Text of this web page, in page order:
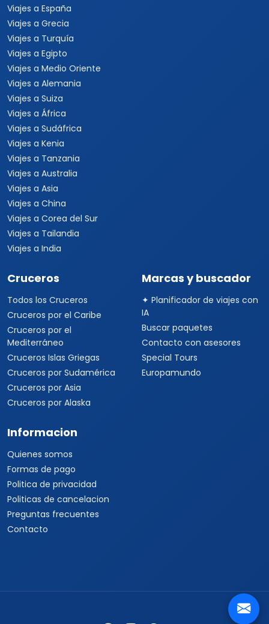
Viajes a España
Viajes a Grecia
Viajes a Turquía
Viajes a Egipto
Viajes a Medio Oriente
Viajes a Alemania
Viajes a Suiza
Viajes a África
Viajes a Sudáfrica
Viajes a Kenia
Viajes a Tanzania
Viajes a Australia
Viajes a Asia
Viajes a China
Viajes a Corea del Sur
Viajes a Tailandia
Viajes a India
Cruceros
Todos los Cruceros
Cruceros por el Caribe
Cruceros por el
Mediterráneo
Cruceros Islas Griegas
Cruceros por Sudamérica
Cruceros por Asia
Cruceros por Alaska
Marcas y buscador
✦ Planificador de viajes con
IA
Buscar paquetes
Contacto con asesores
Special Tours
Europamundo
Informacion
Quienes somos
Formas de pago
Politica de privacidad
Politicas de cancelacion
Preguntas frecuentes
Contacto